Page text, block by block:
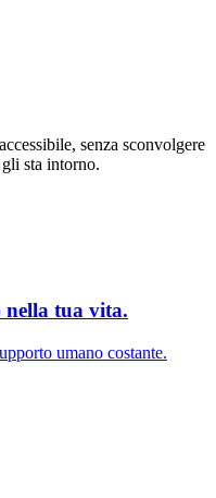
senza sconvolgere
sta intorno.
tua vita.
umano costante.